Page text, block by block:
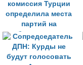
комиссия Турции
определила места
партий на
бюллетенях